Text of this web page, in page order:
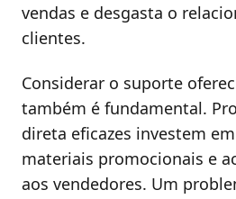
vendas e desgasta o
clientes.
Considerar o suporte
também é fundamental.
direta eficazes investem
materiais promocionais e
aos vendedores. Um